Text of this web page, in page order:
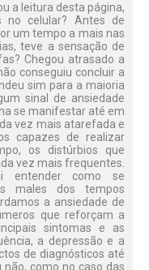
a leitura desta página,
no celular? Antes de
um tempo a mais nas
teve a sensação de
Chegou atrasado a
conseguiu concluir a
sim para a maioria
sinal de ansiedade
se manifestar até em
vez mais atarefada e
capazes de realizar
os distúrbios que
vez mais frequentes.
entender como se
males dos tempos
a ansiedade de
que reforçam a
sintomas e as
a depressão e a
de diagnósticos até
como no caso das